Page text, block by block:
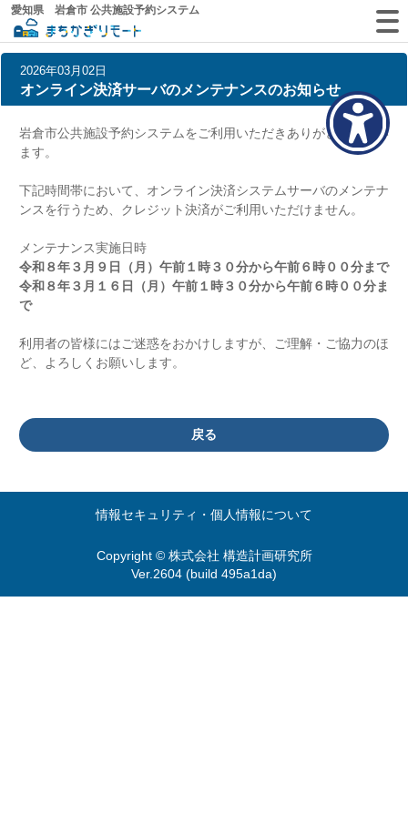
愛知県 岩倉市 公共施設予約システム
2026年03月02日
オンライン決済サーバのメンテナンスのお知らせ
岩倉市公共施設予約システムをご利用いただきありがとうござい
ます。
下記時間帯において、オンライン決済システムサーバのメンテナ
ンスを行うため、クレジット決済がご利用いただけません。
メンテナンス実施日時
令和８年３月９日（月）午前１時３０分から午前６時００分まで
令和８年３月１６日（月）午前１時３０分から午前６時００分ま
で
利用者の皆様にはご迷惑をおかけしますが、ご理解・ご協力のほ
ど、よろしくお願いします。
戻る
情報セキュリティ・個人情報について
Copyright © 株式会社 構造計画研究所
Ver.2604 (build 495a1da)